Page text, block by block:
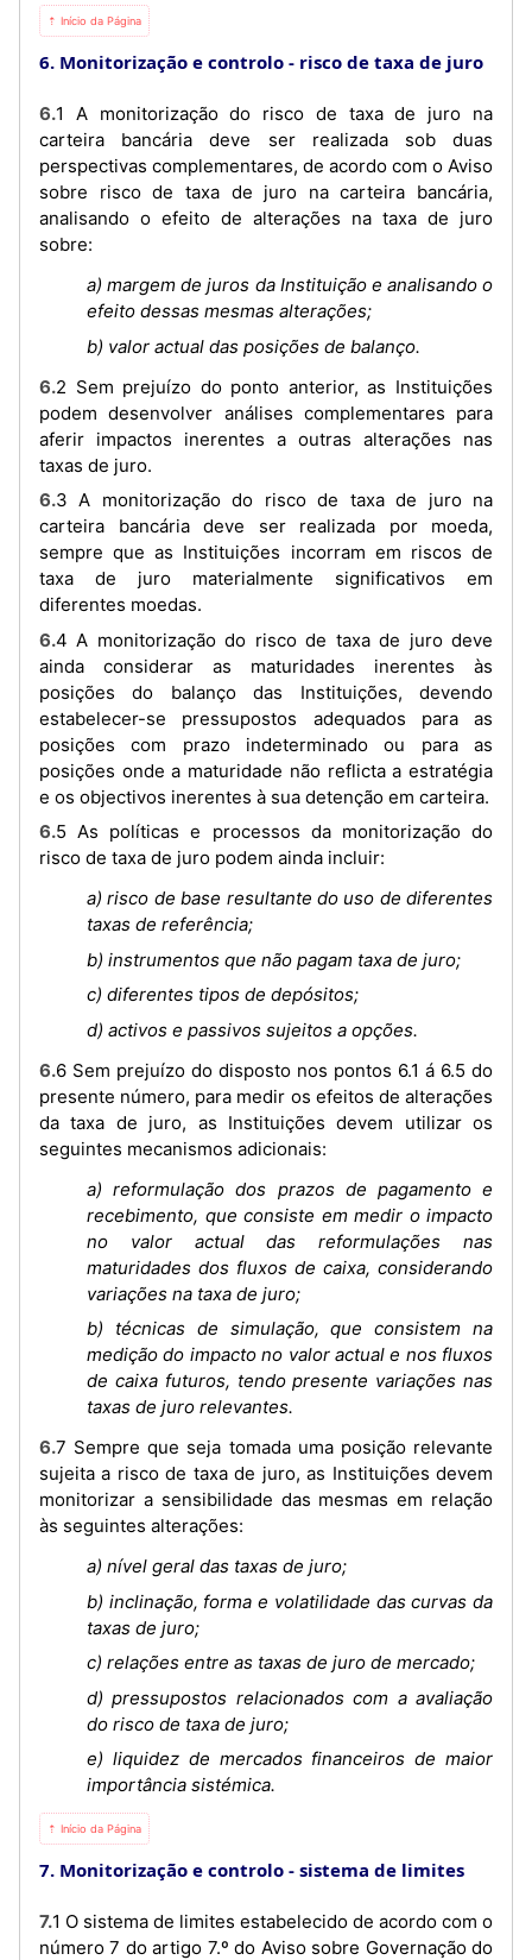
⇡ Início da Página
6. Monitorização e controlo - risco de taxa de juro
6.1 A monitorização do risco de taxa de juro na
carteira bancária deve ser realizada sob duas
perspectivas complementares, de acordo com o Aviso
sobre risco de taxa de juro na carteira bancária,
analisando o efeito de alterações na taxa de juro
sobre:
a) margem de juros da Instituição e analisando o
efeito dessas mesmas alterações;
b) valor actual das posições de balanço.
6.2 Sem prejuízo do ponto anterior, as Instituições
podem desenvolver análises complementares para
aferir impactos inerentes a outras alterações nas
taxas de juro.
6.3 A monitorização do risco de taxa de juro na
carteira bancária deve ser realizada por moeda,
sempre que as Instituições incorram em riscos de
taxa de juro materialmente significativos em
diferentes moedas.
6.4 A monitorização do risco de taxa de juro deve
ainda considerar as maturidades inerentes às
posições do balanço das Instituições, devendo
estabelecer-se pressupostos adequados para as
posições com prazo indeterminado ou para as
posições onde a maturidade não reflicta a estratégia
e os objectivos inerentes à sua detenção em carteira.
6.5 As políticas e processos da monitorização do
risco de taxa de juro podem ainda incluir:
a) risco de base resultante do uso de diferentes
taxas de referência;
b) instrumentos que não pagam taxa de juro;
c) diferentes tipos de depósitos;
d) activos e passivos sujeitos a opções.
6.6 Sem prejuízo do disposto nos pontos 6.1 á 6.5 do
presente número, para medir os efeitos de alterações
da taxa de juro, as Instituições devem utilizar os
seguintes mecanismos adicionais:
a) reformulação dos prazos de pagamento e
recebimento, que consiste em medir o impacto
no valor actual das reformulações nas
maturidades dos fluxos de caixa, considerando
variações na taxa de juro;
b) técnicas de simulação, que consistem na
medição do impacto no valor actual e nos fluxos
de caixa futuros, tendo presente variações nas
taxas de juro relevantes.
6.7 Sempre que seja tomada uma posição relevante
sujeita a risco de taxa de juro, as Instituições devem
monitorizar a sensibilidade das mesmas em relação
às seguintes alterações:
a) nível geral das taxas de juro;
b) inclinação, forma e volatilidade das curvas da
taxas de juro;
c) relações entre as taxas de juro de mercado;
d) pressupostos relacionados com a avaliação
do risco de taxa de juro;
e) liquidez de mercados financeiros de maior
importância sistémica.
⇡ Início da Página
7. Monitorização e controlo - sistema de limites
7.1 O sistema de limites estabelecido de acordo com o
número 7 do artigo 7.º do Aviso sobre Governação do